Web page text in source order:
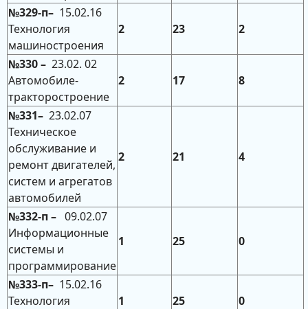
№329-п– 15.02.16
Технология
машиностроения
2 23 2
№330 – 23.02. 02
Автомобиле-
тракторостроение
2 17 8
№331– 23.02.07
Техническое
обслуживание и
ремонт двигателей,
систем и агрегатов
автомобилей
2 21 4
№332-п – 09.02.07
Информационные
системы и
программирование
1 25 0
№333-п– 15.02.16
Технология
1 25 0